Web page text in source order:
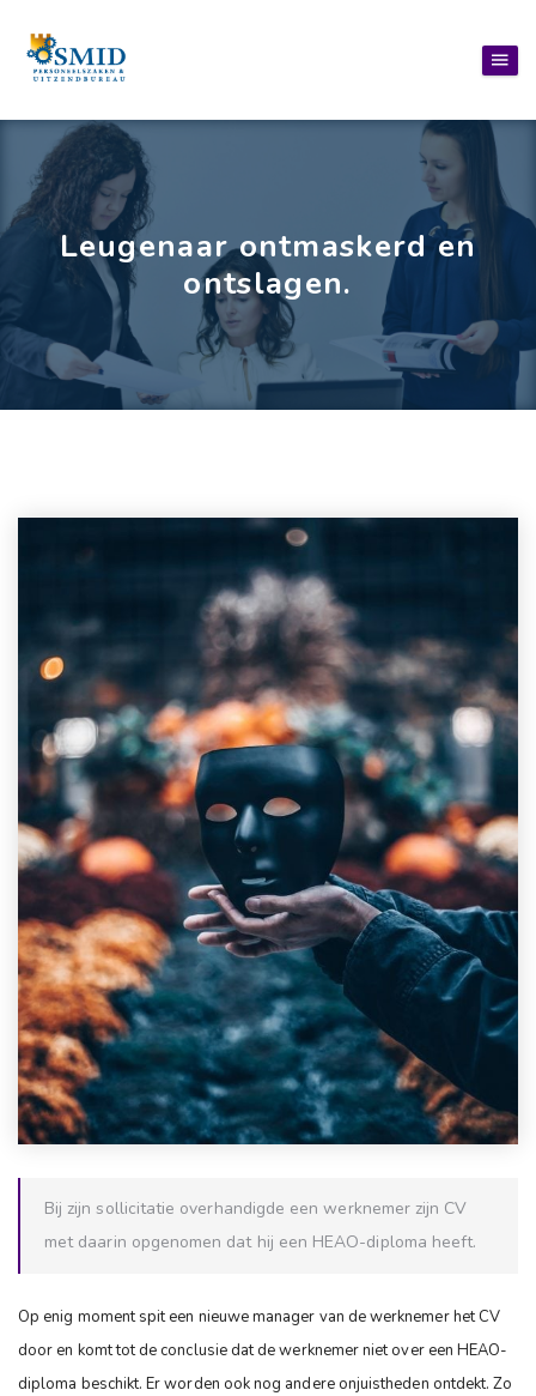
Leugenaar ontmaskerd en
ontslagen.
Bij zijn sollicitatie overhandigde een werknemer zijn CV
met daarin opgenomen dat hij een HEAO-diploma heeft.
Op enig moment spit een nieuwe manager van de werknemer het CV
door en komt tot de conclusie dat de werknemer niet over een HEAO-
diploma beschikt. Er worden ook nog andere onjuistheden ontdekt. Zo